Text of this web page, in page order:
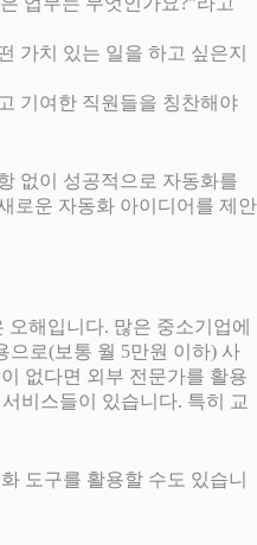
가치 있는 일을 하고 싶은지
기여한 직원들을 칭찬해야
없이 성공적으로 자동화를
로운 자동화 아이디어를 제안
해입니다. 많은 중소기업에
으로(보통 월 5만원 이하) 사
없다면 외부 전문가를 활용
비스들이 있습니다. 특히 교
도구를 활용할 수도 있습니